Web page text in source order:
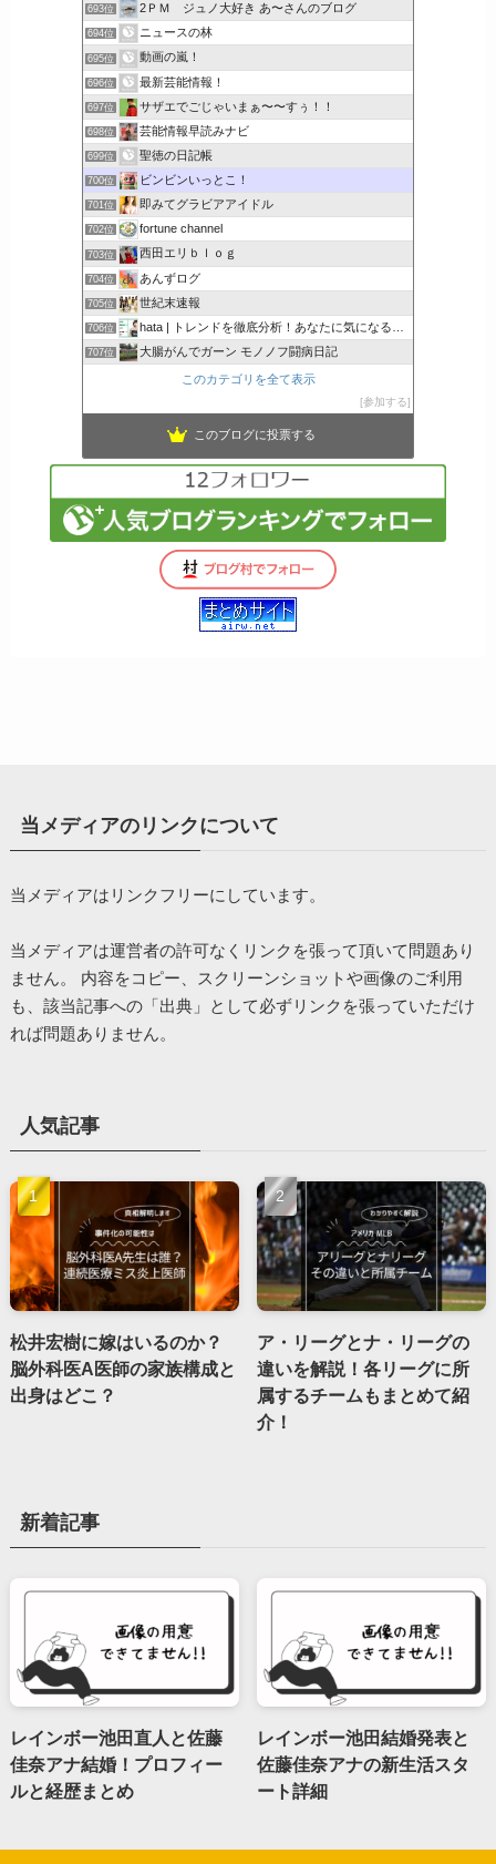
693位 2ＰＭ ジュノ大好き あ〜さんのブログ
694位 ニュースの林
695位 動画の嵐！
696位 最新芸能情報！
697位 サザエでごじゃいまぁ〜〜すぅ！！
698位 芸能情報早読みナビ
699位 聖徳の日記帳
700位 ビンビンいっとこ！
701位 即みてグラビアアイドル
702位 fortune channel
703位 西田エリｂｌｏｇ
704位 あんずログ
705位 世紀末速報
706位 hata | トレンドを徹底分析！あなたに気になるここで解決
707位 大腸がんでガーン モノノフ闘病日記
このカテゴリを全て表示
参加する
このブログに投票する
当メディアのリンクについて
当メディアはリンクフリーにしています。
当メディアは運営者の許可なくリンクを張って頂いて問題あり
ません。 内容をコピー、スクリーンショットや画像のご利用
も、該当記事への「出典」として必ずリンクを張っていただけ
れば問題ありません。
人気記事
松井宏樹に嫁はいるのか？
脳外科医A医師の家族構成と
出身はどこ？
ア・リーグとナ・リーグの
違いを解説！各リーグに所
属するチームもまとめて紹
介！
新着記事
レインボー池田直人と佐藤
佳奈アナ結婚！プロフィー
ルと経歴まとめ
レインボー池田結婚発表と
佐藤佳奈アナの新生活スタ
ート詳細